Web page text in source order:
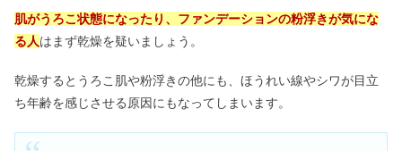
肌がうろこ状態になったり、ファンデーションの粉浮きが気にな
る人はまず乾燥を疑いましょう。
乾燥するとうろこ肌や粉浮きの他にも、ほうれい線やシワが目立
ち年齢を感じさせる原因にもなってしまいます。